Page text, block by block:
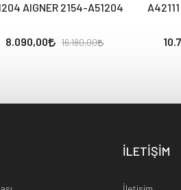
AIGNER 2154-A51204
8.090,00 16.180,00
İLETİŞİM